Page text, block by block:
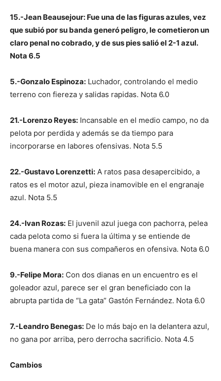
15.-Jean Beausejour: Fue una de las figuras azules, vez
que subió por su banda generó peligro, le cometieron un
claro penal no cobrado, y de sus pies salió el 2-1 azul.
Nota 6.5
5.-Gonzalo Espinoza: Luchador, controlando el medio
terreno con fiereza y salidas rapidas. Nota 6.0
21.-Lorenzo Reyes: Incansable en el medio campo, no da
pelota por perdida y además se da tiempo para
incorporarse en labores ofensivas. Nota 5.5
22.-Gustavo Lorenzetti: A ratos pasa desapercibido, a
ratos es el motor azul, pieza inamovible en el engranaje
azul. Nota 5.5
24.-Ivan Rozas: El juvenil azul juega con pachorra, pelea
cada pelota como si fuera la última y se entiende de
buena manera con sus compañeros en ofensiva. Nota 6.0
9.-Felipe Mora: Con dos dianas en un encuentro es el
goleador azul, parece ser el gran beneficiado con la
abrupta partida de “La gata” Gastón Fernández. Nota 6.0
7.-Leandro Benegas: De lo más bajo en la delantera azul,
no gana por arriba, pero derrocha sacrificio. Nota 4.5
Cambios